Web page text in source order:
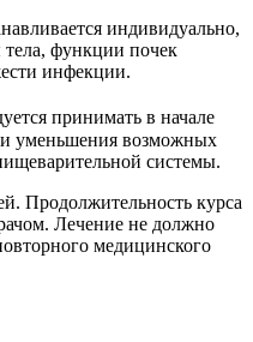
индивидуально,
тела, функции почек
инфекции.
принимать в начале
уменьшения возможных
системы.
Продолжительность курса
Лечение не должно
медицинского